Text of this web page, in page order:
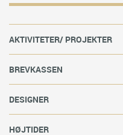
AKTIVITETER/ PROJEKTER
BREVKASSEN
DESIGNER
HØJTIDER